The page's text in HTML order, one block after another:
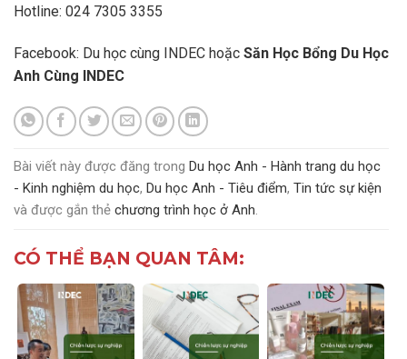
Hotline: 024 7305 3355
Facebook: Du học cùng INDEC hoặc Săn Học Bổng Du Học
Anh Cùng INDEC
Bài viết này được đăng trong Du học Anh - Hành trang du học
- Kinh nghiệm du học, Du học Anh - Tiêu điểm, Tin tức sự kiện
và được gắn thẻ chương trình học ở Anh.
CÓ THỂ BẠN QUAN TÂM: